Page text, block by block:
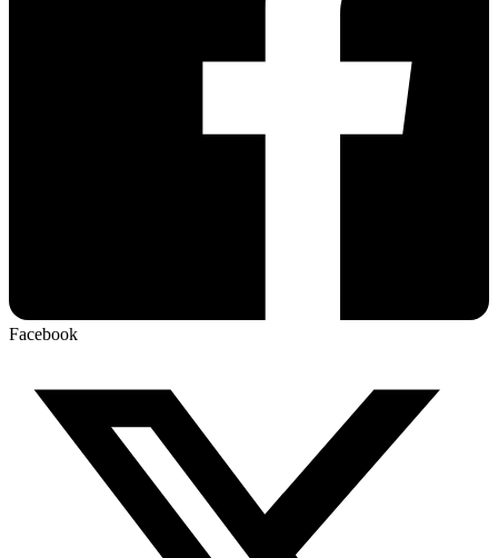
Facebook